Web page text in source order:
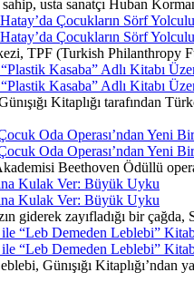
usta sanatçı Huban
Çocukların Sörf
Çocukların Sörf
TPF (Turkish Philanthropy
Kasaba” Adlı Kitabı
Kasaba” Adlı Kitabı
Kitaplığı tarafından
Oda Operası’ndan Yeni
Oda Operası’ndan Yeni
Beethoven Ödüllü
Kulak Ver: Büyük Uyku
Kulak Ver: Büyük Uyku
giderek zayıfladığı bir
“Leb Demeden Leblebi”
“Leb Demeden Leblebi”
Günışığı Kitaplığı’ndan